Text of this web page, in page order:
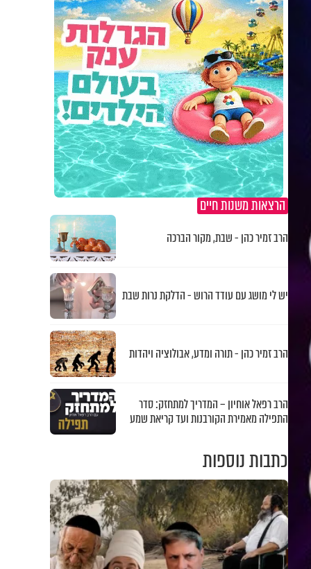
הרצאות משנות חיים
הרב זמיר כהן - שבת, מקור הברכה
יש לי מושג עם עודד הרוש - הדלקת נרות שבת
הרב זמיר כהן - תורה ומדע, אבולוציה ויהדות
הרב רפאל אוחיון – המדריך למתחזק: סדר
התפילה מאמירת הקורבנות ועד קריאת שמע
כתבות נוספות